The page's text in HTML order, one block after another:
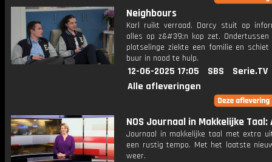
Neighbours
Karl ruikt verraad. Darcy stuit op
alles op z&#39;n kop zet.
plotselinge ziekte een familie en schiet
buur in nood te hulp.
12-06-2025 17:05 SBS
Serie.TV
Alle afleveringen
NOS Journaal in Makkelijke Taal:
Journaal in makkelijke taal met extra
een rustig tempo. Met het laatste
weer.